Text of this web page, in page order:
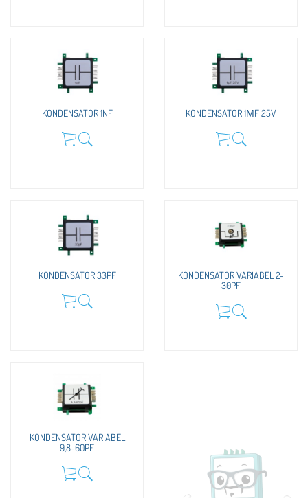
KONDENSATOR 1NF KONDENSATOR 1ΜF 25V
KONDENSATOR 33PF
KONDENSATOR VARIABEL 2-
30PF
KONDENSATOR VARIABEL
9,8-60PF